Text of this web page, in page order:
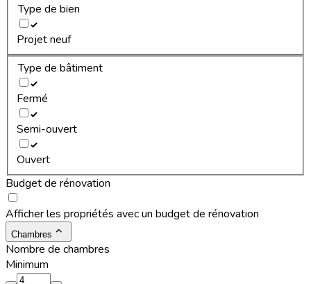
Type de bien
Projet neuf
Type de bâtiment
Fermé
Semi-ouvert
Ouvert
Budget de rénovation
Afficher les propriétés avec un budget de rénovation
Chambres
Nombre de chambres
Minimum